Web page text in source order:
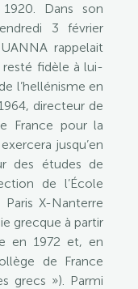
Dans son
3 février
rappelait
fidèle à lui-
l’hellénisme en
directeur de
France pour la
jusqu’en
des études de
de l’École
X-Nanterre
grecque à partir
en 1972 et, en
de France
grecs »). Parmi